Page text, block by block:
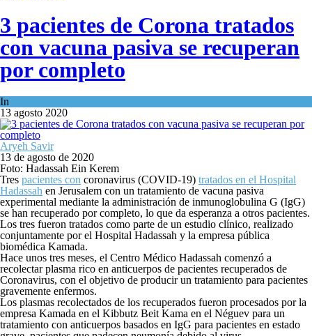
3 pacientes de Corona tratados
con vacuna pasiva se recuperan
por completo
In
13 agosto 2020
Aryeh Savir
13 de agosto de 2020
Foto: Hadassah Ein Kerem
Tres pacientes con coronavirus (COVID-19) tratados en el Hospital
Hadassah en Jerusalem con un tratamiento de vacuna pasiva
experimental mediante la administración de inmunoglobulina G (IgG)
se han recuperado por completo, lo que da esperanza a otros pacientes.
Los tres fueron tratados como parte de un estudio clínico, realizado
conjuntamente por el Hospital Hadassah y la empresa pública
biomédica Kamada.
Hace unos tres meses, el Centro Médico Hadassah comenzó a
recolectar plasma rico en anticuerpos de pacientes recuperados de
Coronavirus, con el objetivo de producir un tratamiento para pacientes
gravemente enfermos.
Los plasmas recolectados de los recuperados fueron procesados ​​por la
empresa Kamada en el Kibbutz Beit Kama en el Néguev para un
tratamiento con anticuerpos basados ​​en IgG para pacientes en estado